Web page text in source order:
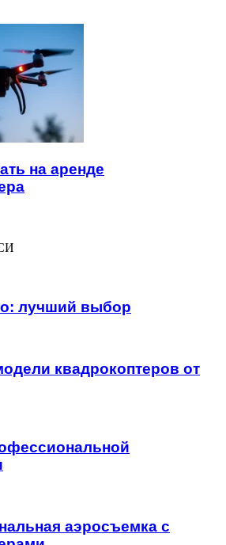
на аренде
лучший выбор
квадрокоптеров от
аэросъемка с